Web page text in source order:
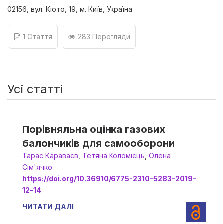
02156, вул. Кіото, 19, м. Київ, Україна
1 Стаття 283 Перегляди
Усі статті
Порівняльна оцінка газових
балончиків для самооборони
Тарас Караваєв Тетяна Коломієць Олена
Сім'ячко
https://doi.org/10.36910/6775-2310-5283-2019-
12-14
ЧИТАТИ ДАЛІ